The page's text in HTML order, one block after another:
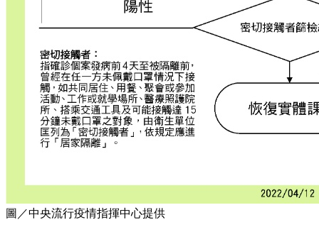
圖／中央流行疫情指揮中心提供